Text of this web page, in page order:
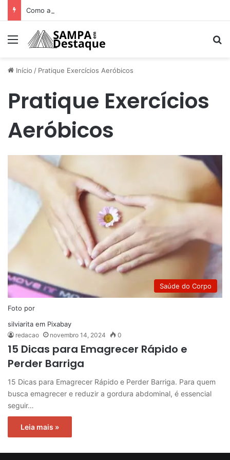
Menu
Início / Pratique Exercícios Aeróbicos
Pratique Exercícios
Aeróbicos
Saúde do Corpo
Foto por
silviarita em Pixabay
redacao novembro 14, 2024 0
15 Dicas para Emagrecer Rápido e
Perder Barriga
15 Dicas para Emagrecer Rápido e Perder Barriga. Para quem
busca emagrecer e reduzir a gordura abdominal, é essencial
seguir…
Leia mais »